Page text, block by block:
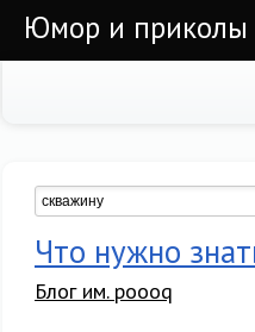
Юмор и приколы
Что нужно
Блог им. poooq